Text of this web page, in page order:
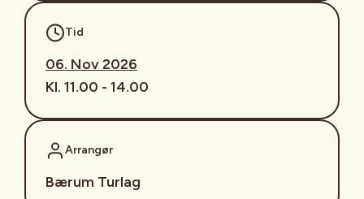
Tid
06. Nov 2026
Kl. 11.00 - 14.00
Arrangør
Bærum Turlag